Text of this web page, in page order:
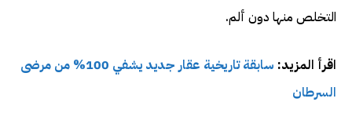
التخلص منها دون ألم.
اقرأ المزيد:
سابقة تاريخية عقار جديد يشفي 100% من مرضى
السرطان